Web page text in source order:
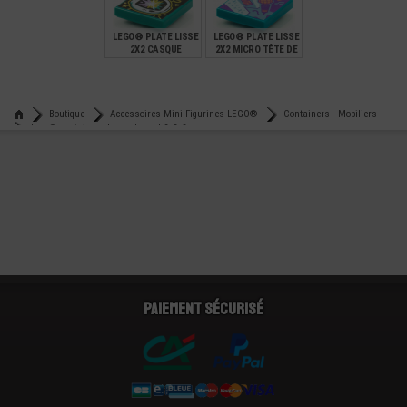
0,99 0,99
LEGO® PLATE LISSE
2X2 CASQUE
LEGO® PLATE LISSE
2X2 MICRO TÊTE DE
Boutique
Accessoires Mini-Figurines LEGO®
Containers - Mobiliers
Lego® container - box - placard 2x3x2
Paiement sécurisé